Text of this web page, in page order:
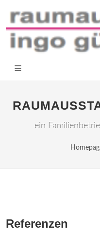
ein
Referenzen